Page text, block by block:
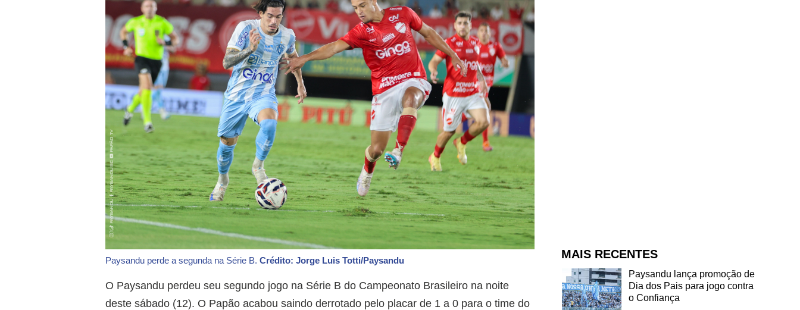
Paysandu perde a segunda na Série B.Crédito: Jorge Luis Totti/Paysandu
O Paysandu perdeu seu segundo jogo na Série B do Campeonato Brasileiro na noite
deste sábado (12). O Papão acabou saindo derrotado pelo placar de 1 a 0 para o time do
MAIS RECENTES
Paysandu lança promoção de
Dia dos Pais para jogo contra
o Confiança